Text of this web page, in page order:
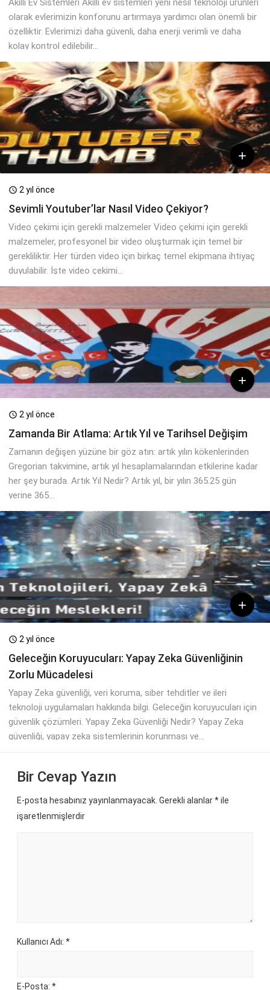
olarak evlerimizin konforunu artırmaya yardımcı olan önemli bir
özelliktir. Evlerimizi daha güvenli, daha enerji verimli ve daha
kolay kontrol edilebilir...

 2 yıl önce
Sevimli Youtuber’lar Nasıl Video Çekiyor?
Video çekimi için gerekli malzemeler Video çekimi için gerekli
malzemeler, profesyonel bir video oluşturmak için temel bir
gerekliliktir. Her türden video için birkaç temel ekipmana ihtiyaç
duyulabilir. İşte video çekimi...

 2 yıl önce
Zamanda Bir Atlama: Artık Yıl ve Tarihsel Değişim
Zamanın değişen yüzüne bir göz atın: artık yılın kökenlerinden
Gregorian takvimine, artık yıl hesaplamalarından etkilerine kadar
her şey burada. Artık Yıl Nedir? Artık yıl, bir yılın 365.25 gün
yerine 365...

 2 yıl önce
Geleceğin Koruyucuları: Yapay Zeka Güvenliğinin
Zorlu Mücadelesi
Yapay Zeka güvenliği, veri koruma, siber tehditler ve ileri
teknoloji uygulamaları hakkında bilgi. Geleceğin koruyucuları için
güvenlik çözümleri. Yapay Zeka Güvenliği Nedir? Yapay Zeka
güvenliği, yapay zeka sistemlerinin korunması ve...
Bir Cevap Yazın
E-posta hesabınız yayınlanmayacak. Gerekli alanlar*ile
işaretlenmişlerdir
Kullanıcı Adı: *
E-Posta: *